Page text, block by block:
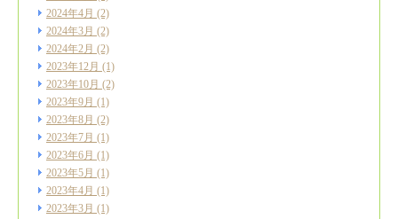
2024年4月 (2)
2024年3月 (2)
2024年2月 (2)
2023年12月 (1)
2023年10月 (2)
2023年9月 (1)
2023年8月 (2)
2023年7月 (1)
2023年6月 (1)
2023年5月 (1)
2023年4月 (1)
2023年3月 (1)